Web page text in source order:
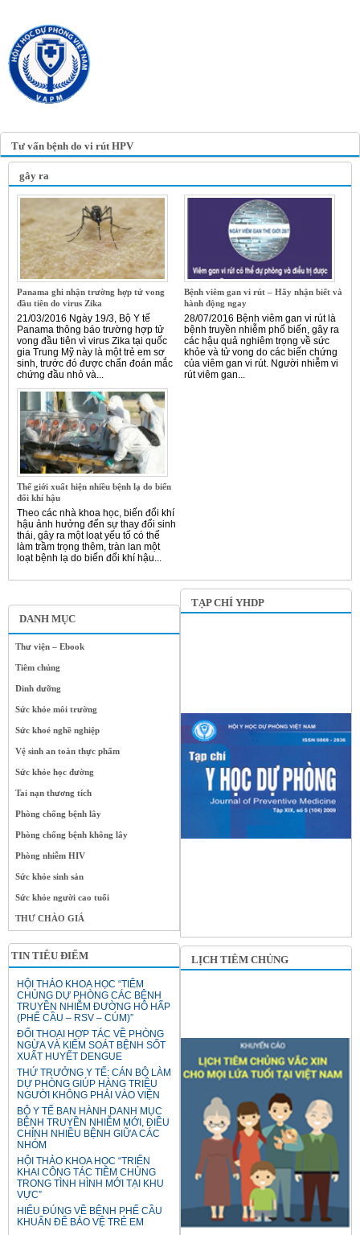
Tư vấn bệnh do vi rút HPV
DANH MỤC
Thư viện – Ebook
Tiêm chủng
Dinh dưỡng
Sức khỏe môi trường
Sức khoẻ nghề nghiệp
Vệ sinh an toàn thực phẩm
Sức khỏe học đường
Tai nạn thương tích
Phòng chống bệnh lây
Phòng chống bệnh không lây
Phòng nhiễm HIV
Sức khỏe sinh sản
Sức khỏe người cao tuổi
THƯ CHÀO GIÁ
TIN TIÊU ĐIỂM
HỘI THẢO KHOA HỌC “TIÊM
CHỦNG DỰ PHÒNG CÁC BỆNH
TRUYỀN NHIỄM ĐƯỜNG HÔ HẤP
(PHẾ CẦU – RSV – CÚM)”
ĐỐI THOẠI HỢP TÁC VỀ PHÒNG
NGỪA VÀ KIỂM SOÁT BỆNH SỐT
XUẤT HUYẾT DENGUE
THỨ TRƯỞNG Y TẾ: CÁN BỘ LÀM
DỰ PHÒNG GIÚP HÀNG TRIỆU
NGƯỜI KHÔNG PHẢI VÀO VIỆN
BỘ Y TẾ BAN HÀNH DANH MỤC
BỆNH TRUYỀN NHIỄM MỚI, ĐIỀU
CHỈNH NHIỀU BỆNH GIỮA CÁC
NHÓM
HỘI THẢO KHOA HỌC “TRIỂN
KHAI CÔNG TÁC TIÊM CHỦNG
TRONG TÌNH HÌNH MỚI TẠI KHU
VỰC”
HIỂU ĐÚNG VỀ BỆNH PHẾ CẦU
KHUẨN ĐỂ BẢO VỆ TRẺ EM
gây ra
Panama ghi nhận trường hợp tử vong
đầu tiên do virus Zika
21/03/2016 Ngày 19/3, Bộ Y tế
Panama thông báo trường hợp tử
vong đầu tiên vì virus Zika tại quốc
gia Trung Mỹ này là một trẻ em sơ
sinh, trước đó được chẩn đoán mắc
chứng đầu nhỏ và...
Bệnh viêm gan vi rút – Hãy nhận biết và
hành động ngay
28/07/2016 Bệnh viêm gan vi rút là
bệnh truyền nhiễm phổ biến, gây ra
các hậu quả nghiêm trọng về sức
khỏe và tử vong do các biến chứng
của viêm gan vi rút. Người nhiễm vi
rút viêm gan...
Thế giới xuất hiện nhiều bệnh lạ do biến
đổi khí hậu
Theo các nhà khoa học, biến đổi khí
hậu ảnh hưởng đến sự thay đổi sinh
thái, gây ra một loạt yếu tố có thể
làm trầm trọng thêm, tràn lan một
loạt bệnh lạ do biến đổi khí hậu...
TẠP CHÍ YHDP
LỊCH TIÊM CHỦNG